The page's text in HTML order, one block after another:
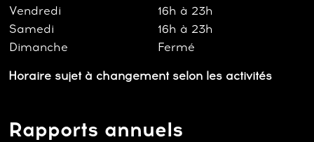
Vendredi
16h à 23h
Samedi
16h à 23h
Dimanche
Fermé
Horaire sujet à changement selon les activités
Rapports annuels